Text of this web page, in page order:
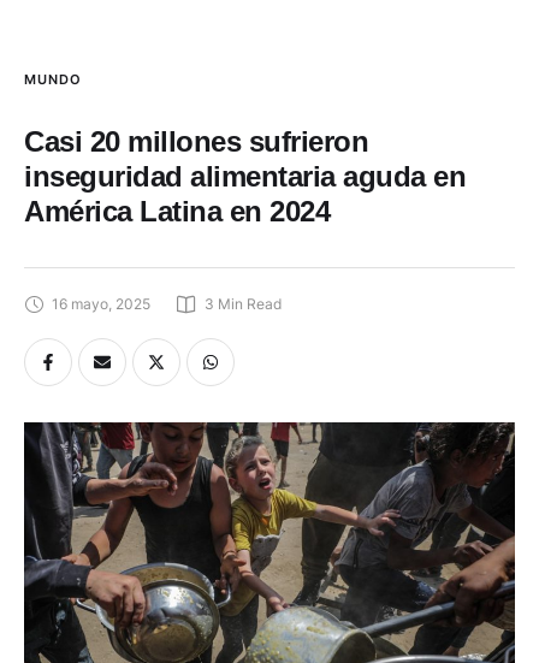
MUNDO
Casi 20 millones sufrieron
inseguridad alimentaria aguda en
América Latina en 2024
16 mayo, 2025 3 Min Read